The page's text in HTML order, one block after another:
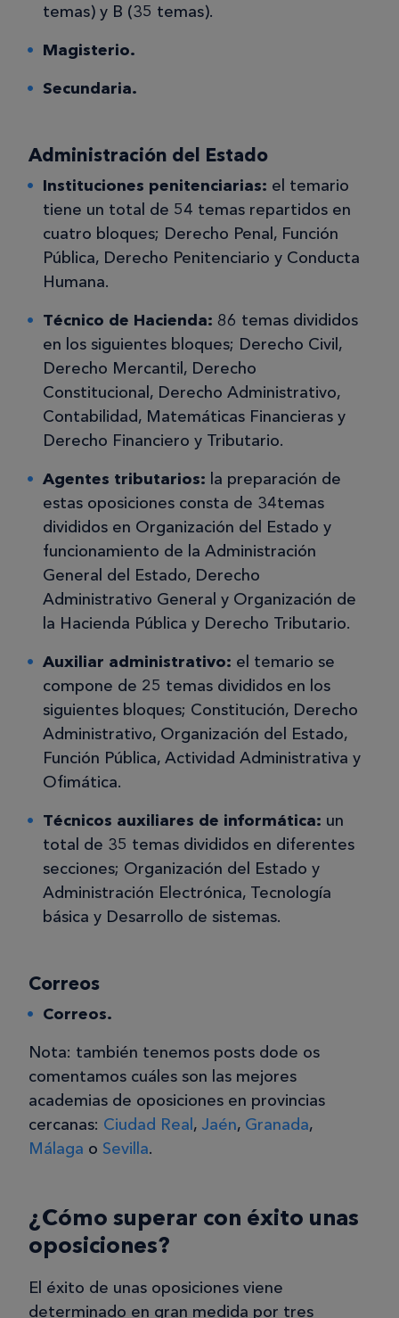
temas) y B (35 temas).
Magisterio.
Secundaria.
Administración del Estado
Instituciones penitenciarias: el temario
tiene un total de 54 temas repartidos en
cuatro bloques; Derecho Penal, Función
Pública, Derecho Penitenciario y Conducta
Humana.
Técnico de Hacienda: 86 temas divididos
en los siguientes bloques; Derecho Civil,
Derecho Mercantil, Derecho
Constitucional, Derecho Administrativo,
Contabilidad, Matemáticas Financieras y
Derecho Financiero y Tributario.
Agentes tributarios: la preparación de
estas oposiciones consta de 34temas
divididos en Organización del Estado y
funcionamiento de la Administración
General del Estado, Derecho
Administrativo General y Organización de
la Hacienda Pública y Derecho Tributario.
Auxiliar administrativo: el temario se
compone de 25 temas divididos en los
siguientes bloques; Constitución, Derecho
Administrativo, Organización del Estado,
Función Pública, Actividad Administrativa y
Ofimática.
Técnicos auxiliares de informática: un
total de 35 temas divididos en diferentes
secciones; Organización del Estado y
Administración Electrónica, Tecnología
básica y Desarrollo de sistemas.
Correos
Correos.
Nota: también tenemos posts dode os
comentamos cuáles son las mejores
academias de oposiciones en provincias
cercanas: Ciudad Real , Jaén, Granada,
Málaga o Sevilla.
¿Cómo superar con éxito unas
oposiciones?
El éxito de unas oposiciones viene
determinado en gran medida por tres